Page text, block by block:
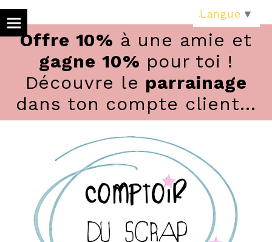
Offre 10% à une amie et
gagne 10% pour toi !
Découvre le parrainage
dans ton compte client...
Langue ▼